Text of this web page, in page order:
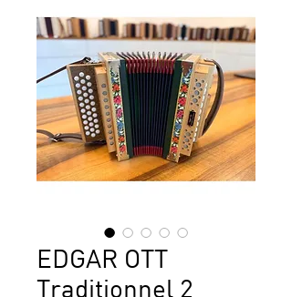
EDGAR OTT
Traditionnel 2